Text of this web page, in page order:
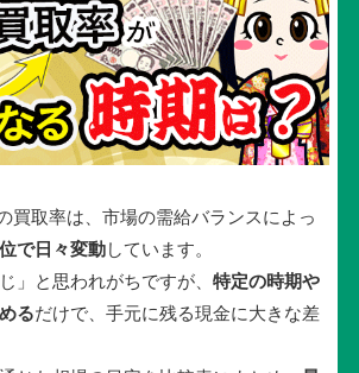
買取率は、市場の需給バランスによっ
で日々変動しています。
」と思われがちですが、 特定の時期や
るだけで、手元に残る現金に大きな差